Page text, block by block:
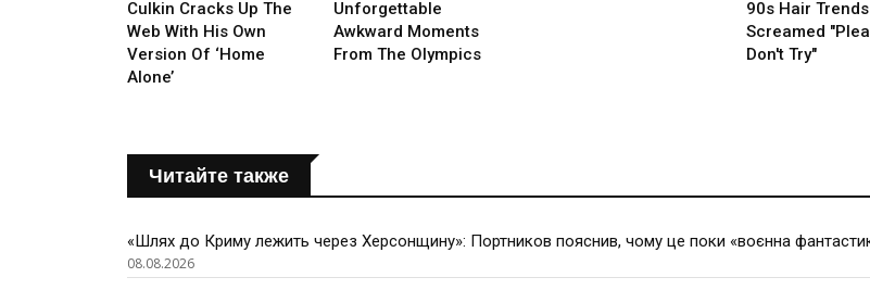
Читайте также
«Шлях до Криму лежить через Херсонщину»: Портников пояснив, чому це поки «воєнна
08.08.2026